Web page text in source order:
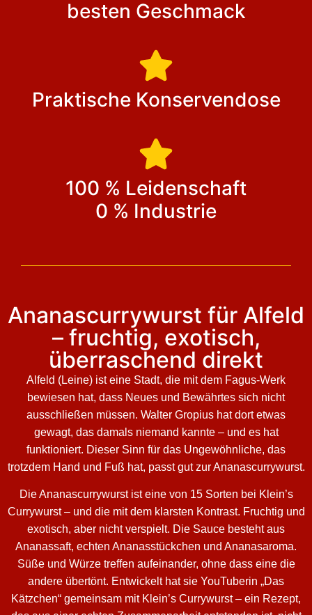
besten Geschmack
Praktische Konservendose
100 % Leidenschaft
0 % Industrie
Ananascurrywurst für Alfeld
– fruchtig, exotisch,
überraschend direkt
Alfeld (Leine) ist eine Stadt, die mit dem Fagus-Werk
bewiesen hat, dass Neues und Bewährtes sich nicht
ausschließen müssen. Walter Gropius hat dort etwas
gewagt, das damals niemand kannte – und es hat
funktioniert. Dieser Sinn für das Ungewöhnliche, das
trotzdem Hand und Fuß hat, passt gut zur Ananascurrywurst.
Die Ananascurrywurst ist eine von 15 Sorten bei Klein’s
Currywurst – und die mit dem klarsten Kontrast. Fruchtig und
exotisch, aber nicht verspielt. Die Sauce besteht aus
Ananassaft, echten Ananasstückchen und Ananasaroma.
Süße und Würze treffen aufeinander, ohne dass eine die
andere übertönt. Entwickelt hat sie YouTuberin „Das
Kätzchen“ gemeinsam mit Klein’s Currywurst – ein Rezept,